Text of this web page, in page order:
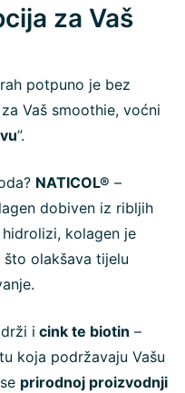
za Vaš
potpuno je bez
Vaš smoothie, voćni
”.
NATICOL® –
dobiven iz ribljih
kolagen je
olakšava tijelu
i cink te biotin –
koja podržavaju Vašu
prirodnoj proizvodnji